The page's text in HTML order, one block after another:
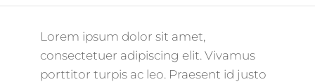
Lorem ipsum dolor sit amet,
consectetuer adipiscing elit. Vivamus
porttitor turpis ac leo. Praesent id justo